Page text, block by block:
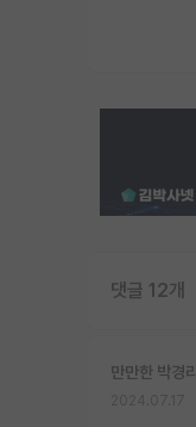
댓글 12개
만만한 박경리